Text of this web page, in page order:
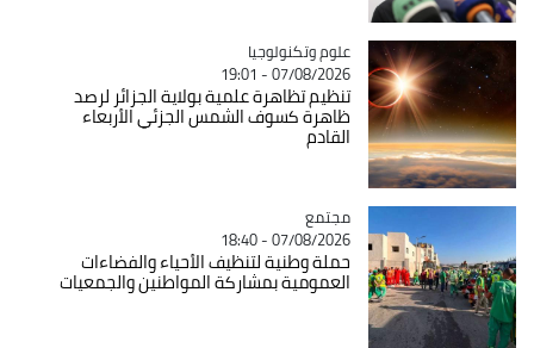
Catégorie
علوم وتكنولوجيا
07/08/2026 - 19:01
تنظيم تظاهرة علمية بولاية الجزائر لرصد
ظاهرة كسوف الشمس الجزئي الأربعاء
القادم
Catégorie
مجتمع
07/08/2026 - 18:40
حملة وطنية لتنظيف الأحياء والفضاءات
العمومية بمشاركة المواطنين والجمعيات